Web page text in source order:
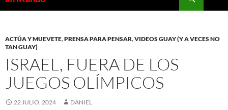
ACTÚA Y MUEVETE,PRENSA PARA PENSAR,VIDEOS GUAY (Y A VECES NO
TAN GUAY)
ISRAEL, FUERA DE LOS
JUEGOS OLÍMPICOS
22 JULIO, 2024 DANIEL